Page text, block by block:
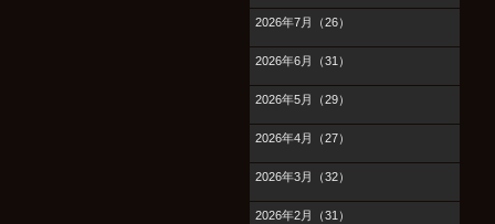
2026年7月（26）
2026年6月（31）
2026年5月（29）
2026年4月（27）
2026年3月（32）
2026年2月（31）